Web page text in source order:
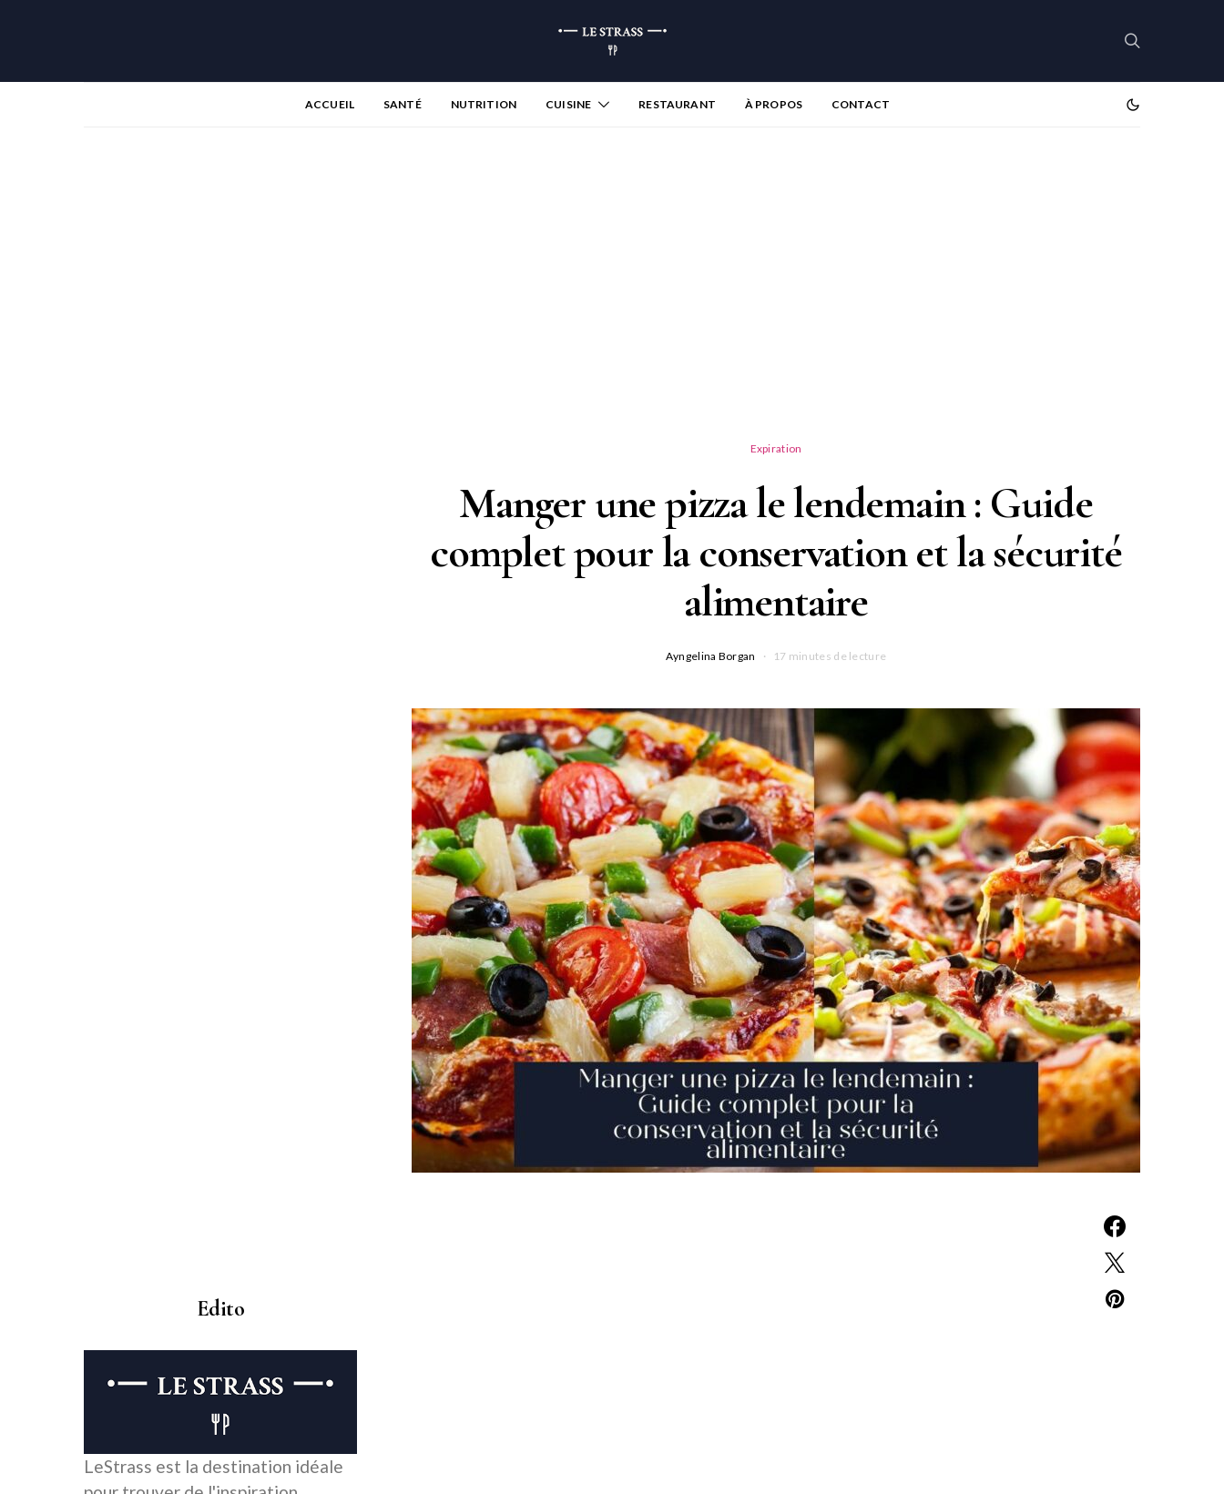
ACCUEIL SANTÉ NUTRITION CUISINE RESTAURANT À PROPOS CONTACT
Expiration
Manger une pizza le lendemain : Guide
complet pour la conservation et la sécurité
alimentaire
Ayngelina Borgan 17 minutes de lecture
Edito
LeStrass est la destination idéale